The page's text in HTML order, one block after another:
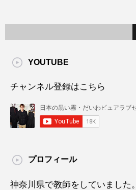
YOUTUBE
チャンネル登録はこちら
プロフィール
神奈川県で教師をしていました。